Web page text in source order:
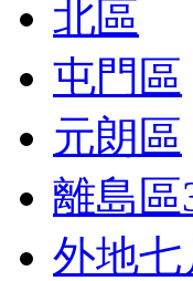
北區
屯門區
元朗區
離島區
外地